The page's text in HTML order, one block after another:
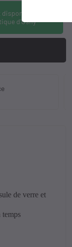
à la
d'Osny
de verre et
temps